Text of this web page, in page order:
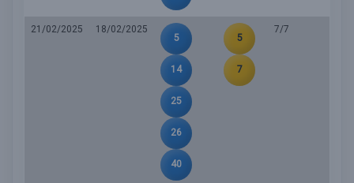
21/02/2025
18/02/2025
5
14
25
26
40
5
7
7/7